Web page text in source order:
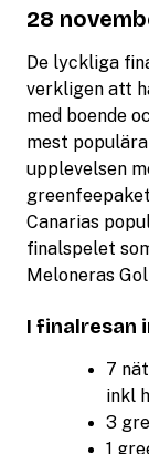
28
De lyckliga
verkligen att
med boende
mest
upplevelsen
Canarias
finalspelet
Meloneras
I finalresan
7
inkl
3
1